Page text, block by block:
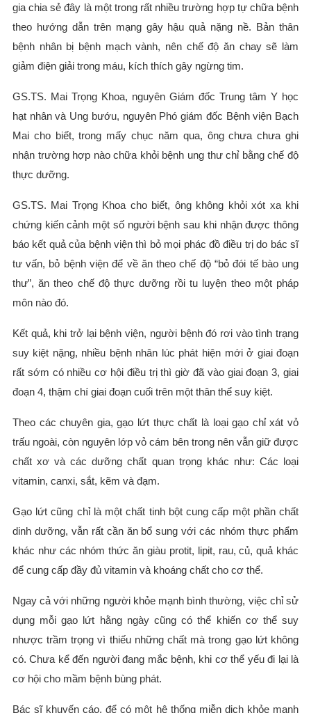
gia chia sẻ đây là một trong rất nhiều trường hợp tự chữa bệnh
theo hướng dẫn trên mạng gây hậu quả nặng nề. Bản thân
bệnh nhân bị bệnh mạch vành, nên chế độ ăn chay sẽ làm
giảm điện giải trong máu, kích thích gây ngừng tim.
GS.TS. Mai Trọng Khoa, nguyên Giám đốc Trung tâm Y học
hạt nhân và Ung bướu, nguyên Phó giám đốc Bệnh viện Bạch
Mai cho biết, trong mấy chục năm qua, ông chưa chưa ghi
nhận trường hợp nào chữa khỏi bệnh ung thư chỉ bằng chế độ
thực dưỡng.
GS.TS. Mai Trọng Khoa cho biết, ông không khỏi xót xa khi
chứng kiến cảnh một số người bệnh sau khi nhận được thông
báo kết quả của bệnh viện thì bỏ mọi phác đồ điều trị do bác sĩ
tư vấn, bỏ bệnh viện để về ăn theo chế độ “bỏ đói tế bào ung
thư”, ăn theo chế độ thực dưỡng rồi tu luyện theo một pháp
môn nào đó.
Kết quả, khi trở lại bệnh viện, người bệnh đó rơi vào tình trạng
suy kiệt nặng, nhiều bệnh nhân lúc phát hiện mới ở giai đoạn
rất sớm có nhiều cơ hội điều trị thì giờ đã vào giai đoạn 3, giai
đoạn 4, thậm chí giai đoạn cuối trên một thân thể suy kiệt.
Theo các chuyên gia, gạo lứt thực chất là loại gạo chỉ xát vỏ
trấu ngoài, còn nguyên lớp vỏ cám bên trong nên vẫn giữ được
chất xơ và các dưỡng chất quan trọng khác như: Các loại
vitamin, canxi, sắt, kẽm và đạm.
Gạo lứt cũng chỉ là một chất tinh bột cung cấp một phần chất
dinh dưỡng, vẫn rất cần ăn bổ sung với các nhóm thực phẩm
khác như các nhóm thức ăn giàu protit, lipit, rau, củ, quả khác
để cung cấp đầy đủ vitamin và khoáng chất cho cơ thể.
Ngay cả với những người khỏe mạnh bình thường, việc chỉ sử
dụng mỗi gạo lứt hằng ngày cũng có thể khiến cơ thể suy
nhược trầm trọng vì thiếu những chất mà trong gạo lứt không
có. Chưa kể đến người đang mắc bệnh, khi cơ thể yếu đi lại là
cơ hội cho mầm bệnh bùng phát.
Bác sĩ khuyến cáo, để có một hệ thống miễn dịch khỏe mạnh